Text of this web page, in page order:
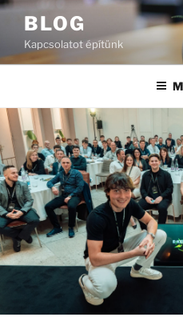
Tartalomhoz
BLOG
Kapcsolatot építünk